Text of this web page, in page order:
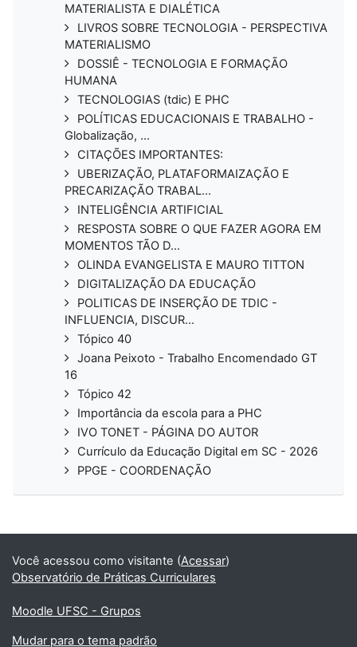
MATERIALISTA E DIALÉTICA
LIVROS SOBRE TECNOLOGIA - PERSPECTIVA
MATERIALISMO
DOSSIÊ - TECNOLOGIA E FORMAÇÃO
HUMANA
TECNOLOGIAS (tdic) E PHC
POLÍTICAS EDUCACIONAIS E TRABALHO -
Globalização, ...
CITAÇÕES IMPORTANTES:
UBERIZAÇÃO, PLATAFORMAIZAÇÃO E
PRECARIZAÇÃO TRABAL...
INTELIGÊNCIA ARTIFICIAL
RESPOSTA SOBRE O QUE FAZER AGORA EM
MOMENTOS TÃO D...
OLINDA EVANGELISTA E MAURO TITTON
DIGITALIZAÇÃO DA EDUCAÇÃO
POLITICAS DE INSERÇÃO DE TDIC -
INFLUENCIA, DISCUR...
Tópico 40
Joana Peixoto - Trabalho Encomendado GT
16
Tópico 42
Importância da escola para a PHC
IVO TONET - PÁGINA DO AUTOR
Currículo da Educação Digital em SC - 2026
PPGE - COORDENAÇÃO
Você acessou como visitante (Acessar)
Observatório de Práticas Curriculares
Moodle UFSC - Grupos
Mudar para o tema padrão